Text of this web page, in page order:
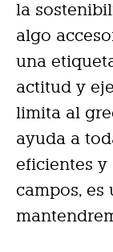
la
algo
una
actitud y
limita al
ayuda a
eficientes y
campos, es